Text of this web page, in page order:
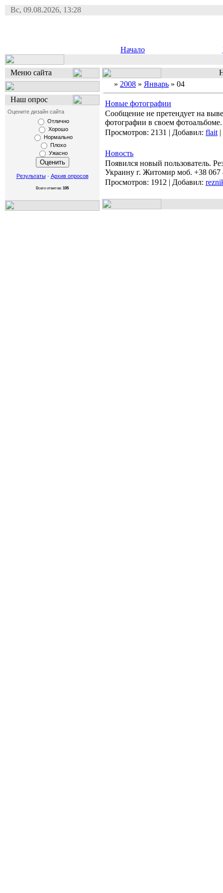
Вс, 09.08.2026, 13:28
Начало
Меню сайта
Наш опрос
Оцените дизайн сайта
Отлично
Хорошо
Нормально
Плохо
Ужасно
Результаты· Архив опросов
Всего ответов: 105
» 2008 » Январь » 04
Новые фотографии
Сообщение не претендует на
фотографии в своем
Просмотров: 2131 | Добавил: flait |
Новость
Появился новый пользователь.
Украину г. Житомир моб. +38 067
Просмотров: 1912 | Добавил: